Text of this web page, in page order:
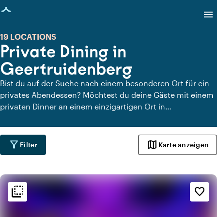
geladen
menu
Private Dining in
Geertruidenberg
19 LOCATIONS
Bist du auf der Suche nach einem besonderen Ort für ein
privates Abendessen? Möchtest du deine Gäste mit einem
privaten Dinner an einem einzigartigen Ort in
schnell und einfach alle Locations in Geertruidenberg, an
denen du in aller Ruhe dinieren kannst. Schau dir alle
privaten Dining-Locations für ein köstliches privates Dinner
filter_alt Filter map Karte anzeigen
flip_to_back favorite_border
flip_to_back Ambiente und Ästhetik
info
Klassisch